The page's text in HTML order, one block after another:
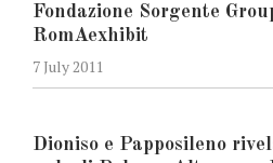
Fondazione Sorgente
RomAexhibit
7 July 2011
Dioniso e Papposileno